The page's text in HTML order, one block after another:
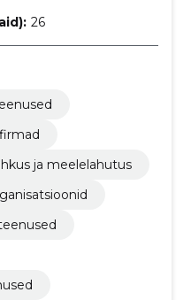
26
ja meelelahutus